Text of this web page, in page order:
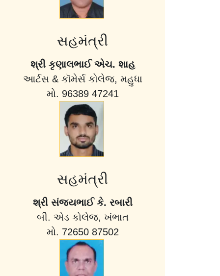
સહમંત્રી
શ્રી કૃણાલભાઈ એચ. શાહ
આર્ટસ & કૉમેર્સ કોલેજ, મહુધા
મો. 96389 47241
સહમંત્રી
શ્રી સંજયભાઈ કે. રબારી
બી. એડ કોલેજ, ખંભાત
મો. 72650 87502